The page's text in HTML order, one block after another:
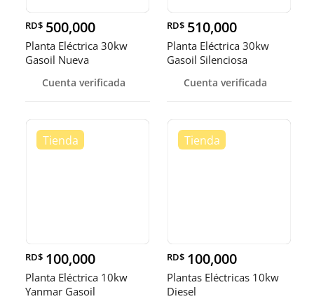
RD$ 500,000
Planta Eléctrica 30kw
Gasoil Nueva
Cuenta verificada
RD$ 510,000
Planta Eléctrica 30kw
Gasoil Silenciosa
Cuenta verificada
RD$ 100,000
Planta Eléctrica 10kw
Yanmar Gasoil
RD$ 100,000
Plantas Eléctricas 10kw
Diesel